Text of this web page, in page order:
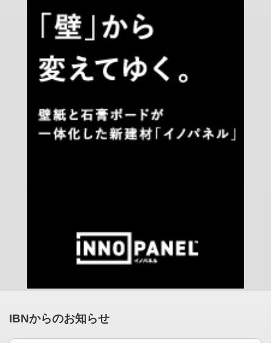
IBNからのお知らせ